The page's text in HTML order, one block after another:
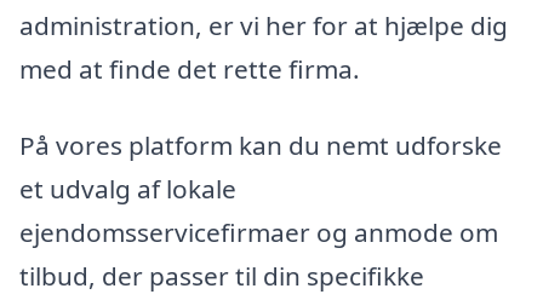
administration, er vi her for at hjælpe dig
med at finde det rette firma.
På vores platform kan du nemt udforske
et udvalg af lokale
ejendomsservicefirmaer og anmode om
tilbud, der passer til din specifikke